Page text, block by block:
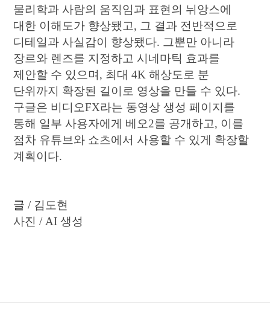
물리학과 사람의 움직임과 표현의 뉘앙스에
대한 이해도가 향상됐고, 그 결과 전반적으로
디테일과 사실감이 향상됐다. 그뿐만 아니라
장르와 렌즈를 지정하고 시네마틱 효과를
제안할 수 있으며, 최대 4K 해상도로 분
단위까지 확장된 길이로 영상을 만들 수 있다.
구글은 비디오FX라는 동영상 생성 페이지를
통해 일부 사용자에게 베오2를 공개하고, 이를
점차 유튜브와 쇼츠에서 사용할 수 있게 확장할
계획이다.
글 / 김도현
사진 / AI생성